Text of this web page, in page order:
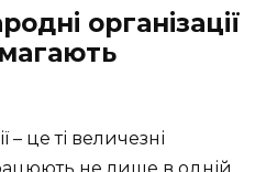
організації
– це ті величезні